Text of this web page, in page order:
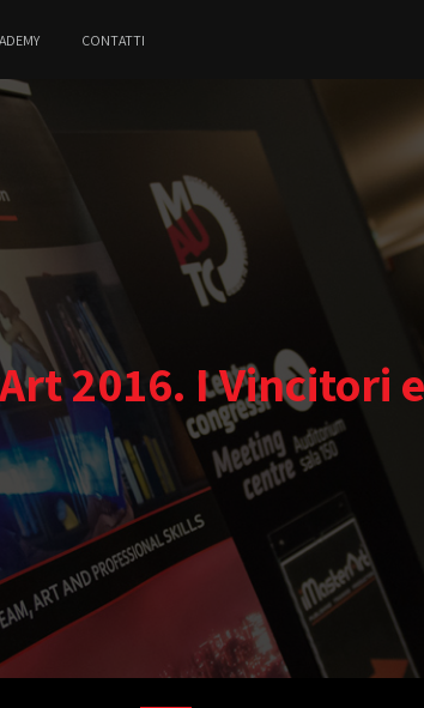
CONTATTI
2016. I Vincitori